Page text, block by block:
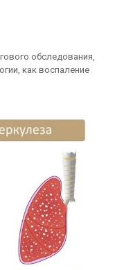
обследования,
как воспаление